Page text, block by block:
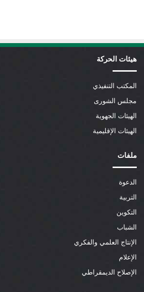
هيئات الحركة
المكتب التنفيذي
مجلس الشورى
الهيئات الجهوية
الهيئات الإقليمية
ملفات
الدعوة
التربية
التكوين
الشباب
الإنتاج العلمي والفكري
الإعلام
الإصلاح الديمقراطي